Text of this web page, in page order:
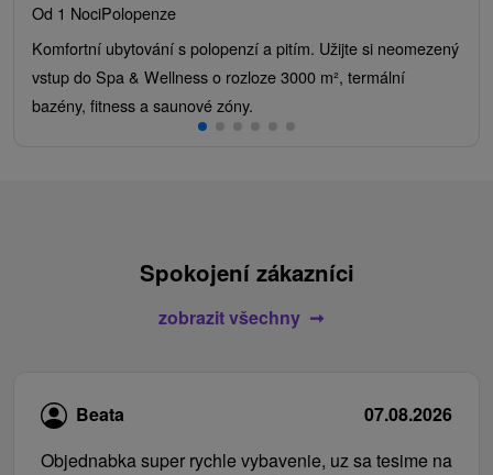
Od 1 NociPolopenze
Komfortní ubytování s polopenzí a pitím. Užijte si neomezený
vstup do Spa & Wellness o rozloze 3000 m², termální
bazény, fitness a saunové zóny.
Spokojení zákazníci
zobrazit všechny
Beata
07.08.2026
Objednabka super rychle vybavenie, uz sa tesime na